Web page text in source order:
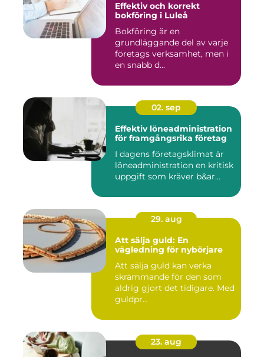
Effektiv och korrekt
bokföring i Luleå
Bokföring är en
grundläggande del av varje
företags verksamhet, men i
en snabb d...
02. sep
Effektiv löneadministration
för framgångsrika företag
I dagens företagsklimat är
löneadministration en kritisk
uppgift som kräver b&ar...
29. aug
Att sälja guld: En
vägledning för nybörjare
Att sälja guld kan verka
skrämmande för den som
aldrig gjort det tidigare. Med
guldpr...
23. aug